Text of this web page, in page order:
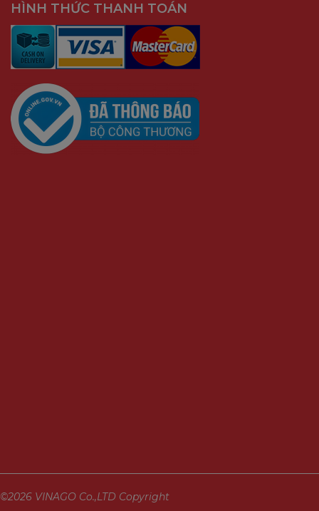
HÌNH THỨC THANH TOÁN
©2026 VINAGO Co.,LTD Copyright